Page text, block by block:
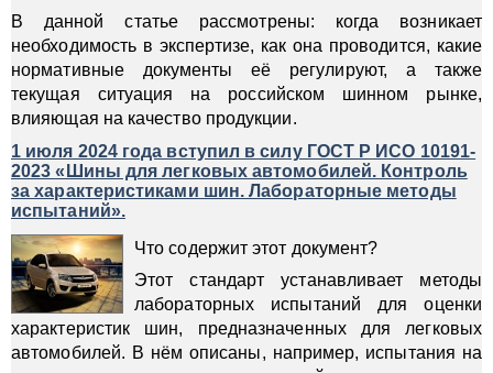
В данной статье рассмотрены: когда возникает
необходимость в экспертизе, как она проводится, какие
нормативные документы её регулируют, а также
текущая ситуация на российском шинном рынке,
влияющая на качество продукции.
1 июля 2024 года вступил в силу ГОСТ Р ИСО 10191-
2023 «Шины для легковых автомобилей. Контроль
за характеристиками шин. Лабораторные методы
испытаний».
Что содержит этот документ?
Этот стандарт устанавливает методы
лабораторных испытаний для оценки
характеристик шин, предназначенных для легковых
автомобилей. В нём описаны, например, испытания на